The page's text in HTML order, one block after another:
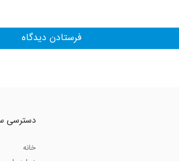
دسترسی
خانه